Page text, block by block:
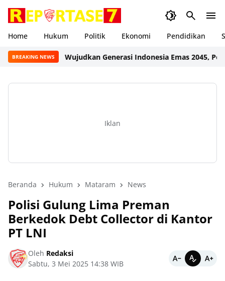
Home Hukum Politik Ekonomi Pendidikan
BREAKING NEWSWujudkan Generasi Indonesia Emas 2045,
Iklan
Beranda Hukum Mataram News
Polisi Gulung Lima Preman
Berkedok Debt Collector di Kantor
PT LNI
Oleh Redaksi
Sabtu, 3 Mei 2025 14:38 WIB